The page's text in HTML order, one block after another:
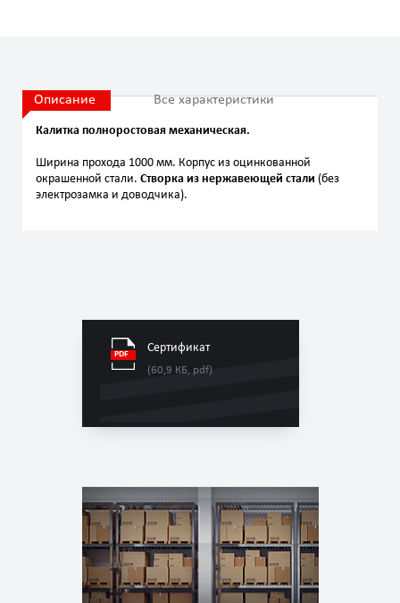
Сертификат
(60,9 КБ, pdf)
Описание Все характеристики
Калитка полноростовая механическая.
Ширина прохода 1000 мм. Корпус из оцинкованной
окрашенной стали. Створка из нержавеющей стали (без
электрозамка и доводчика).